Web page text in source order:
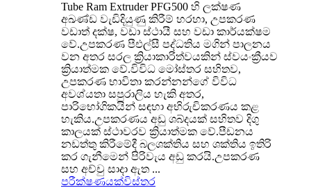
Tube Ram Extruder PFG500 හි ලක්ෂණ
අඛණ්ඩ වැඩිදියුණු කිරීම් හරහා, උපකරණ
වඩාත් දක්ෂ, වඩා ස්ථායී සහ වඩා කාර්යක්ෂම
වේ.උපකරණ පීඑල්සී පද්ධතිය මගින් පාලනය
වන අතර සරල ක්‍රියාකාරිත්වයකින් ස්වයංක්‍රීයව
ක්‍රියාත්මක වේ.විවිධ මෝස්තර සහිතව,
උපකරණ භාවිතා කරන්නන්ගේ විවිධ
අවශ්යතා සපුරාලිය හැකි අතර,
පාරිභෝගිකයින් සඳහා අභිරුචිකරණය කළ
හැකිය.උපකරණය අඩු ශබ්දයක් සහිතව දිගු
කාලයක් ස්ථාවරව ක්‍රියාත්මක වේ.පීඩනය
නඩත්තු කිරීමේදී බලශක්තිය සහ ශක්තිය ඉතිරි
කර ගැනීමෙන් පිරිවැය අඩු කරයි.උපකරණ
සහ අච්චු සාදා ඇත ...
පරීක්ෂණයක්විස්තර